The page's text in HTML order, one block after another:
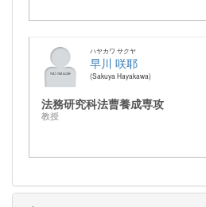
ハヤカワ サクヤ
早川 咲耶
Sakuya Hayakawa
法務研究科法曹養成専攻
教授